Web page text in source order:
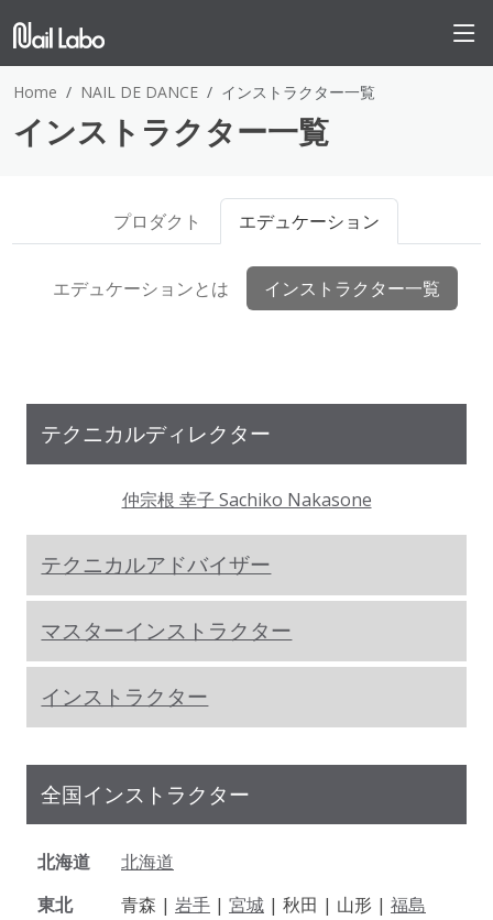
Home NAIL DE DANCE インストラクター一覧
インストラクター一覧
プロダクト エデュケーション
エデュケーションとは インストラクター一覧
テクニカルディレクター
仲宗根 幸子 Sachiko Nakasone
テクニカルアドバイザー
マスターインストラクター
インストラクター
全国インストラクター
北海道
北海道
東北
青森 | 岩手 | 宮城 | 秋田 | 山形 | 福島